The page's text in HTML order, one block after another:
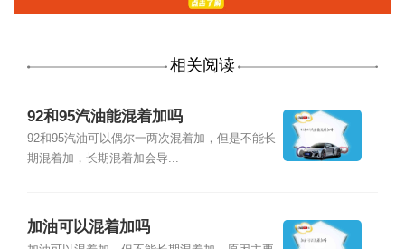
相关阅读
92和95汽油能混着加吗
92和95汽油可以偶尔一两次混着加，但是不能长
期混着加，长期混着加会导...
加油可以混着加吗